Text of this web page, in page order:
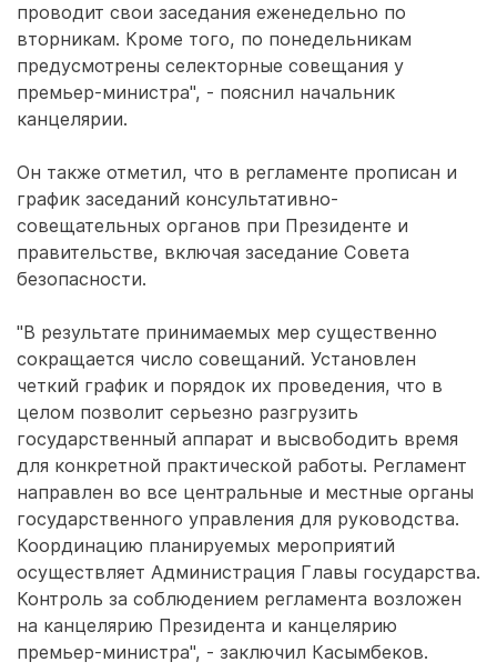
проводит свои заседания еженедельно по
вторникам. Кроме того, по понедельникам
предусмотрены селекторные совещания у
премьер-министра", - пояснил начальник
канцелярии.
Он также отметил, что в регламенте прописан и
график заседаний консультативно-
совещательных органов при Президенте и
правительстве, включая заседание Совета
безопасности.
"В результате принимаемых мер существенно
сокращается число совещаний. Установлен
четкий график и порядок их проведения, что в
целом позволит серьезно разгрузить
государственный аппарат и высвободить время
для конкретной практической работы. Регламент
направлен во все центральные и местные органы
государственного управления для руководства.
Координацию планируемых мероприятий
осуществляет Администрация Главы государства.
Контроль за соблюдением регламента возложен
на канцелярию Президента и канцелярию
премьер-министра", - заключил Касымбеков.